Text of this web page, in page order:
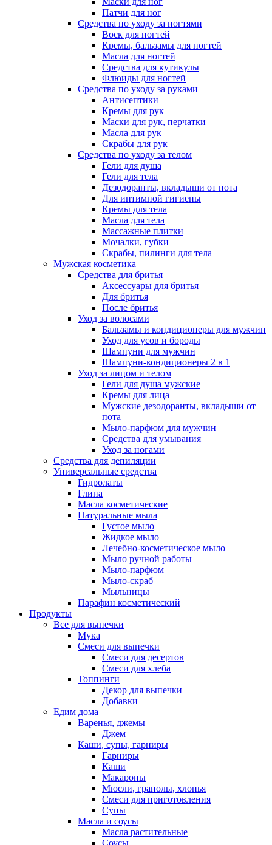
Патчи для ног
Средства по уходу за ногтями
Воск для ногтей
Кремы, бальзамы для ногтей
Масла для ногтей
Средства для кутикулы
Флюиды для ногтей
Средства по уходу за руками
Антисептики
Кремы для рук
Маски для рук, перчатки
Масла для рук
Скрабы для рук
Средства по уходу за телом
Гели для душа
Гели для тела
Дезодоранты, вкладыши от пота
Для интимной гигиены
Кремы для тела
Масла для тела
Массажные плитки
Мочалки, губки
Скрабы, пилинги для тела
Мужская косметика
Средства для бритья
Аксессуары для бритья
Для бритья
После бритья
Уход за волосами
Бальзамы и кондиционеры для мужчин
Уход для усов и бороды
Шампуни для мужчин
Шампуни-кондиционеры 2 в 1
Уход за лицом и телом
Гели для душа мужские
Кремы для лица
Мужские дезодоранты, вкладыши от
пота
Мыло-парфюм для мужчин
Средства для умывания
Уход за ногами
Средства для депиляции
Универсальные средства
Гидролаты
Глина
Масла косметические
Натуральные мыла
Густое мыло
Жидкое мыло
Лечебно-косметическое мыло
Мыло ручной работы
Мыло-парфюм
Мыло-скраб
Мыльницы
Парафин косметический
Продукты
Все для выпечки
Мука
Смеси для выпечки
Смеси для десертов
Смеси для хлеба
Топпинги
Декор для выпечки
Добавки
Едим дома
Варенья, джемы
Джем
Каши, супы, гарниры
Гарниры
Каши
Макароны
Мюсли, гранолы, хлопья
Смеси для приготовления
Супы
Масла и соусы
Масла растительные
Соусы